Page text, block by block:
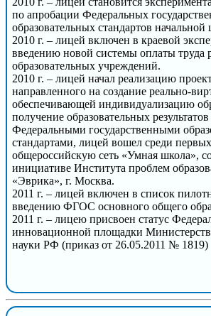
по апробации Федеральных
образовательных стандартов
2010 г. – лицей включен в краевой
введению новой системы оплаты труда
образовательных учреждений.
2010 г. – лицей начал реализацию
направленного на создание реально-
обеспечивающей индивидуализацию
получение образовательных
Федеральными государственными
стандартами, лицей вошел среди
общероссийскую сеть «Умная школа»,
инициативе Института проблем
«Эврика», г. Москва.
2011 г. – лицей включен в список
введению ФГОС основного общего
2011 г. – лицею присвоен статус
инновационной площадки
науки РФ (приказ от 26.05.2011 № 1819)